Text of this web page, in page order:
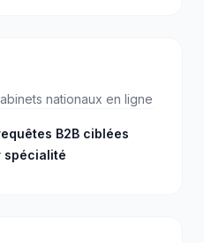
nationaux en ligne
B2B ciblées
spécialité